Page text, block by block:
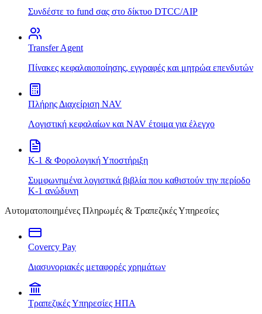
Συνδέστε το fund σας στο δίκτυο DTCC/AIP
Transfer Agent
Πίνακες κεφαλαιοποίησης, εγγραφές και μητρώα επενδυτών
Πλήρης Διαχείριση NAV
Λογιστική κεφαλαίων και NAV έτοιμα για έλεγχο
K-1 & Φορολογική Υποστήριξη
Συμφωνημένα λογιστικά βιβλία που καθιστούν την περίοδο
K-1 ανώδυνη
Αυτοματοποιημένες Πληρωμές & Τραπεζικές Υπηρεσίες
Covercy Pay
Διασυνοριακές μεταφορές χρημάτων
Τραπεζικές Υπηρεσίες ΗΠΑ